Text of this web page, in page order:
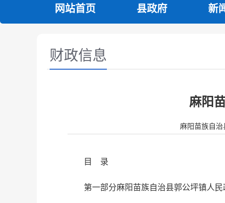
网站首页 县政府 新
财政信息
麻阳
麻阳苗族自
目 录
第一部分麻阳苗族自治县郭公坪镇人